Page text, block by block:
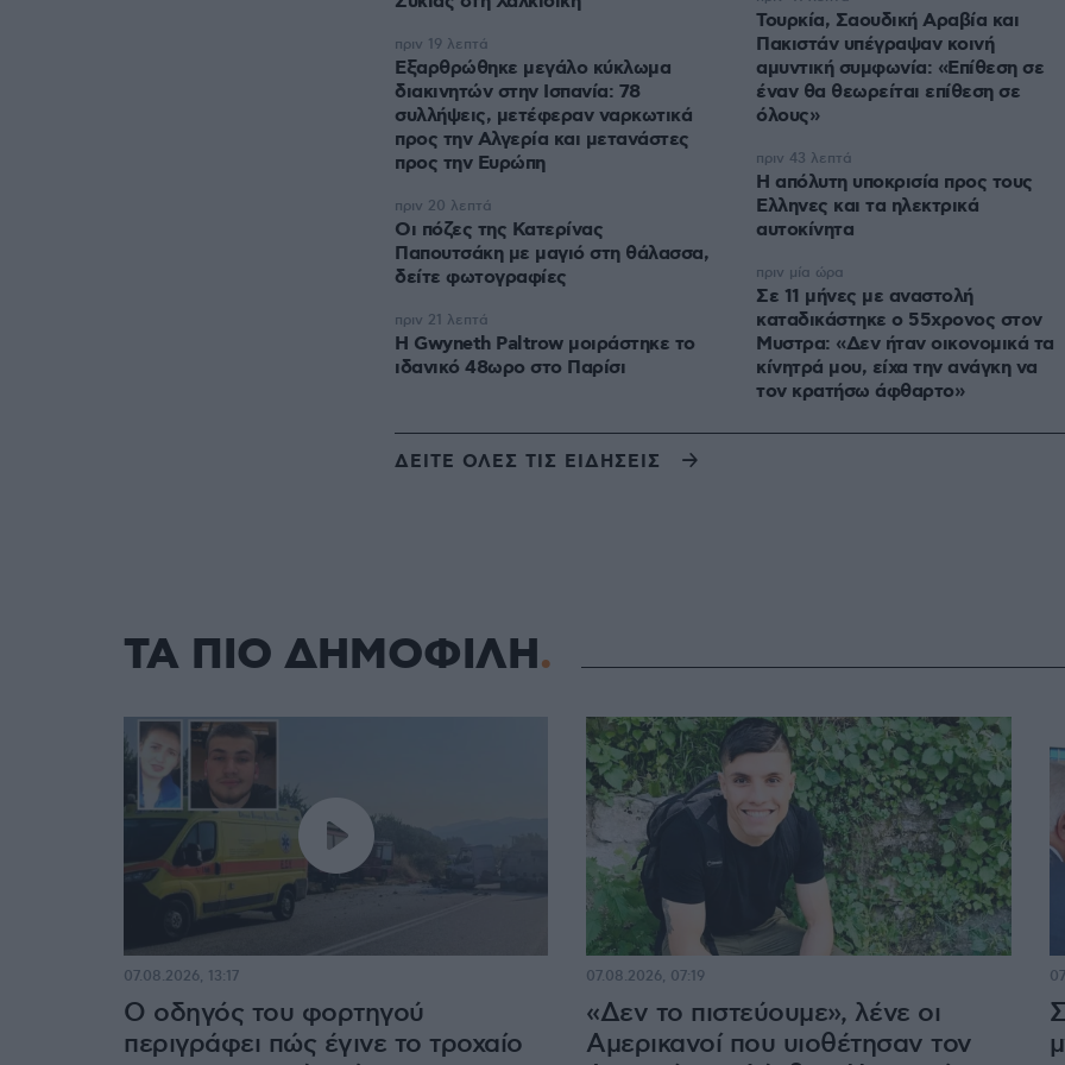
Εξαρθρώθηκε μεγάλο κύκλωμα
διακινητών στην Ισπανία: 78
συλλήψεις, μετέφεραν ναρκωτικά
προς την Αλγερία και μετανάστες
προς την Ευρώπη
πριν 19 λεπτά
Οι πόζες της Κατερίνας
Παπουτσάκη με μαγιό στη θάλασσα,
δείτε φωτογραφίες
πριν 20 λεπτά
Η Gwyneth Paltrow μοιράστηκε το
ιδανικό 48ωρο στο Παρίσι
πριν 21 λεπτά
Τουρκία, Σαουδική Αραβία και
Πακιστάν υπέγραψαν κοινή
αμυντική συμφωνία: «Επίθεση σε
έναν θα θεωρείται επίθεση σε
όλους»
Η απόλυτη υποκρισία προς τους
Ελληνες και τα ηλεκτρικά
αυτοκίνητα
πριν 43 λεπτά
Σε 11 μήνες με αναστολή
καταδικάστηκε ο 55χρονος στον
Μυστρα: «Δεν ήταν οικονομικά τα
κίνητρά μου, είχα την ανάγκη να
τον κρατήσω άφθαρτο»
πριν μία ώρα
ΔΕΙΤΕ ΟΛΕΣ ΤΙΣ ΕΙΔΗΣΕΙΣ
ΤΑ ΠΙΟ ΔΗΜΟΦΙΛΗ
Ο οδηγός του φορτηγού
περιγράφει πώς έγινε το τροχαίο
07.08.2026, 13:17
«Δεν το πιστεύουμε», λένε οι
Αμερικανοί που υιοθέτησαν τον
07.08.2026, 07:19